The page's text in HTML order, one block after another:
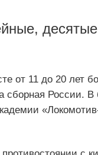
от 11 до 20 лет
России. В